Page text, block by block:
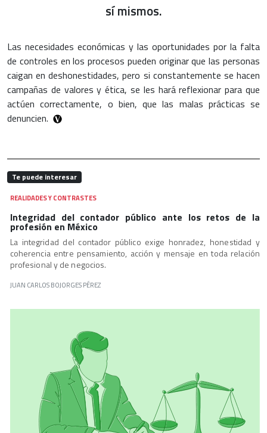
sí mismos.
Las necesidades económicas y las oportunidades por la falta
de controles en los procesos pueden originar que las personas
caigan en deshonestidades, pero si constantemente se hacen
campañas de valores y ética, se les hará reflexionar para que
actúen correctamente, o bien, que las malas prácticas se
denuncien.
Te puede interesar
REALIDADES Y CONTRASTES
Integridad del contador público ante los retos de la
profesión en México
La integridad del contador público exige honradez, honestidad y
coherencia entre pensamiento, acción y mensaje en toda relación
profesional y de negocios.
JUAN CARLOS BOJORGES PÉREZ